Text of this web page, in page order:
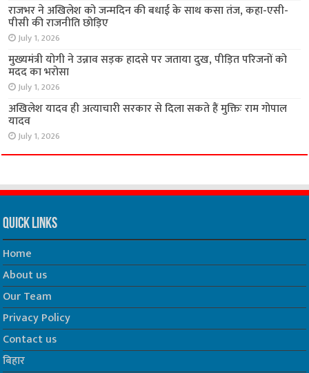
राजभर ने अखिलेश को जन्मदिन की बधाई के साथ कसा तंज, कहा-एसी-
पीसी की राजनीति छोड़िए
July 1, 2026
मुख्यमंत्री योगी ने उन्नाव सड़क हादसे पर जताया दुख, पीड़ित परिजनों को
मदद का भरोसा
July 1, 2026
अखिलेश यादव ही अत्याचारी सरकार से दिला सकते हैं मुक्तिः राम गोपाल
यादव
July 1, 2026
Quick Links
Home
About us
Our Team
Privacy Policy
Contact us
बिहार